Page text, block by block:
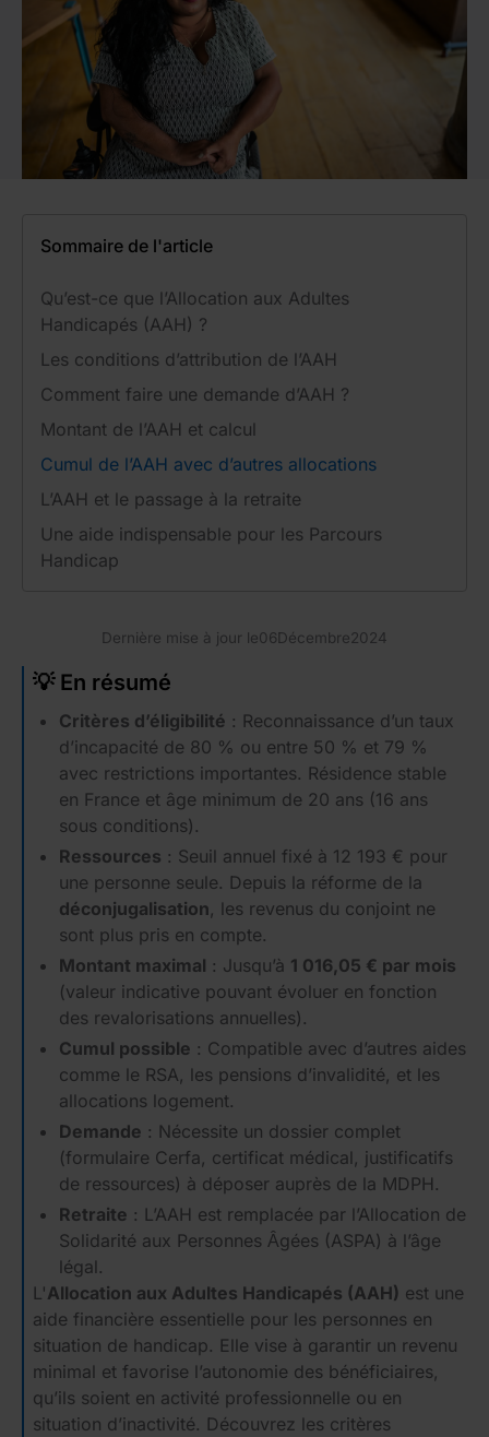
Sommaire de l'article
Qu’est-ce que l’Allocation aux Adultes
Handicapés (AAH) ?
Les conditions d’attribution de l’AAH
Comment faire une demande d’AAH ?
Montant de l’AAH et calcul
Cumul de l’AAH avec d’autres allocations
L’AAH et le passage à la retraite
Une aide indispensable pour les Parcours
Handicap
Dernière mise à jour le06Décembre2024
💡 En résumé
Critères d’éligibilité : Reconnaissance d’un taux
d’incapacité de 80 % ou entre 50 % et 79 %
avec restrictions importantes. Résidence stable
en France et âge minimum de 20 ans (16 ans
sous conditions).
Ressources : Seuil annuel fixé à 12 193 € pour
une personne seule. Depuis la réforme de la
déconjugalisation, les revenus du conjoint ne
sont plus pris en compte.
Montant maximal : Jusqu’à 1 016,05 € par mois
(valeur indicative pouvant évoluer en fonction
des revalorisations annuelles).
Cumul possible : Compatible avec d’autres aides
comme le RSA, les pensions d’invalidité, et les
allocations logement.
Demande : Nécessite un dossier complet
(formulaire Cerfa, certificat médical, justificatifs
de ressources) à déposer auprès de la MDPH.
Retraite : L’AAH est remplacée par l’Allocation de
Solidarité aux Personnes Âgées (ASPA) à l’âge
légal.
L'Allocation aux Adultes Handicapés (AAH) est une
aide financière essentielle pour les personnes en
situation de handicap. Elle vise à garantir un revenu
minimal et favorise l’autonomie des bénéficiaires,
qu’ils soient en activité professionnelle ou en
situation d’inactivité. Découvrez les critères